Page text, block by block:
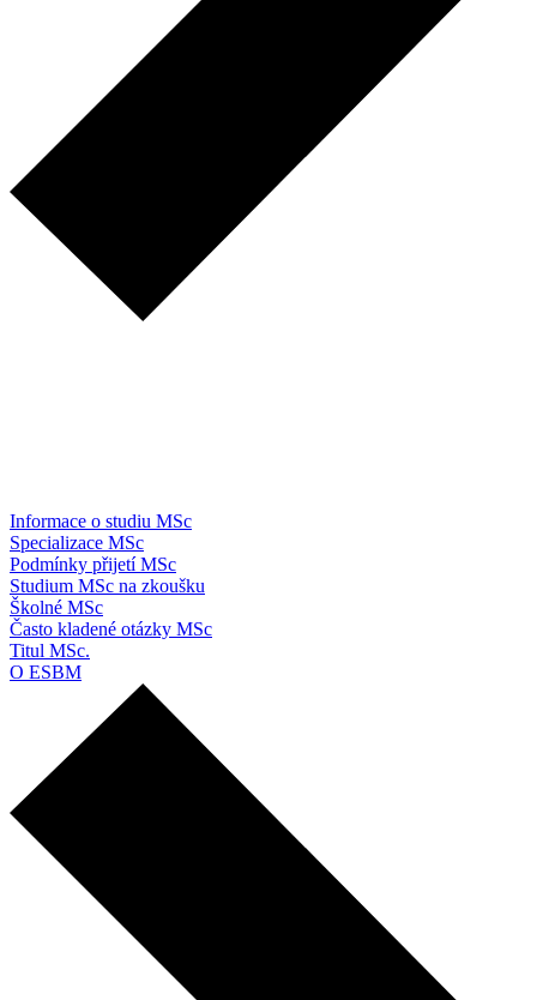
Informace o studiu MSc
Specializace MSc
Podmínky přijetí MSc
Studium MSc na zkoušku
Školné MSc
Často kladené otázky MSc
Titul MSc.
O ESBM